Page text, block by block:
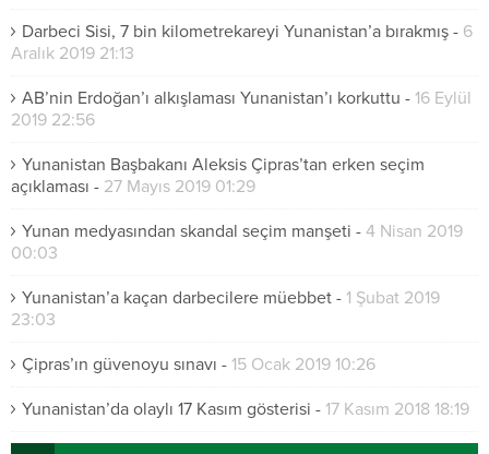
Darbeci Sisi, 7 bin kilometrekareyi Yunanistan’a bırakmış - 6
Aralık 2019 21:13
AB’nin Erdoğan’ı alkışlaması Yunanistan’ı korkuttu - 16 Eylül
2019 22:56
Yunanistan Başbakanı Aleksis Çipras’tan erken seçim
açıklaması - 27 Mayıs 2019 01:29
Yunan medyasından skandal seçim manşeti - 4 Nisan 2019
00:03
Yunanistan’a kaçan darbecilere müebbet - 1 Şubat 2019
23:03
Çipras’ın güvenoyu sınavı - 15 Ocak 2019 10:26
Yunanistan’da olaylı 17 Kasım gösterisi - 17 Kasım 2018 18:19